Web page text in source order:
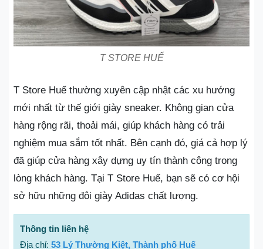
T STORE HUẾ
T Store Huế thường xuyên cập nhật các xu hướng
mới nhất từ thế giới giày sneaker. Không gian cửa
hàng rộng rãi, thoải mái, giúp khách hàng có trải
nghiệm mua sắm tốt nhất. Bên cạnh đó, giá cả hợp lý
đã giúp cửa hàng xây dựng uy tín thành công trong
lòng khách hàng. Tại T Store Huế, bạn sẽ có cơ hội
sở hữu những đôi giày Adidas chất lượng.
Thông tin liên hệ
Địa chỉ: 53 Lý Thường Kiệt, Thành phố Huế